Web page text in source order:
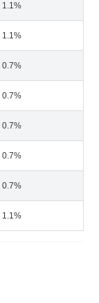
1.1%
1.1%
0.7%
0.7%
0.7%
0.7%
0.7%
1.1%